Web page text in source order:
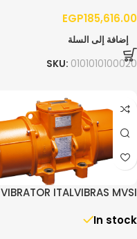
EGP185,616.00
إضافة إلى السلة
SKU: 0101010100020
VIBRATOR ITALVIBRAS MVSI
In stock